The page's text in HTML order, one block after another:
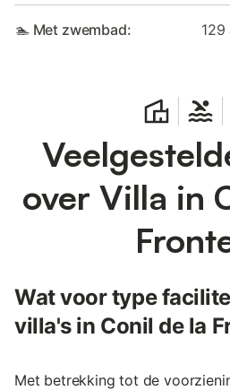
🏊 Met zwembad:
over Villa in
Wat voor type
villa's in Conil de la
Met betrekking tot de